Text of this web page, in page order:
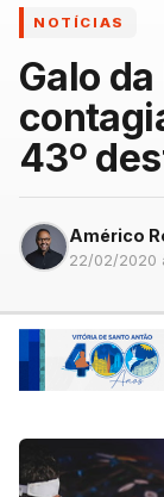
NOTÍCIAS
Galo
43º
Américo
22/02/2020